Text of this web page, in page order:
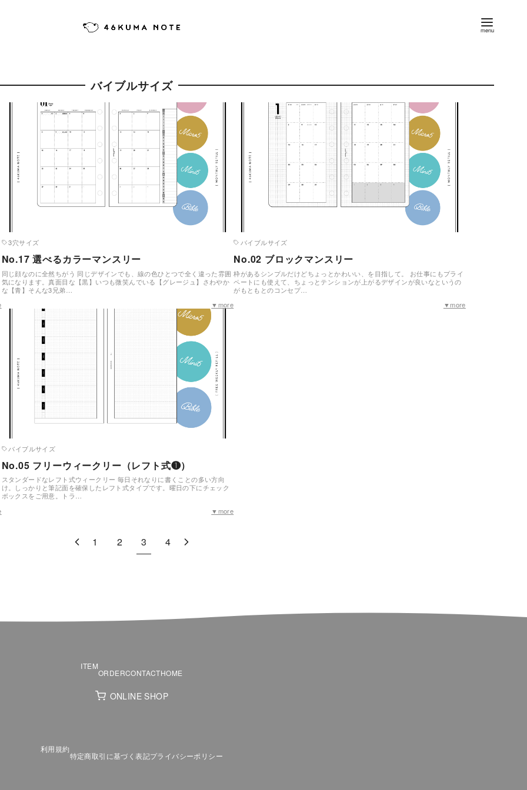
バイブルサイズ
3穴サイズ
No.17 選べるカラーマンスリー
同じ顔なのに全然ちがう 同じデザインでも、線の色ひとつで全く違った雰囲
気になります。真面目な【黒】いつも微笑んでいる【グレージュ】さわやか
な【青】そんな3兄弟…
▼more
バイブルサイズ
No.02 ブロックマンスリー
枠があるシンプルだけどちょっとかわいい、を目指して。 お仕事にもプライ
ペートにも使えて、ちょっとテンションが上がるデザインが良いなというの
がもともとのコンセプ…
▼more
バイブルサイズ
No.05 フリーウィークリー（レフト式❶）
スタンダードなレフト式ウィークリー 毎日それなりに書くことの多い方向
け。しっかりと筆記面を確保したレフト式タイプです。曜日の下にチェック
ボックスをご用意。トラ…
▼more
1 2 3 4
ITEM
ORDERCONTACTHOME
ONLINE SHOP
利用規約
特定商取引に基づく表記プライバシーポリシー